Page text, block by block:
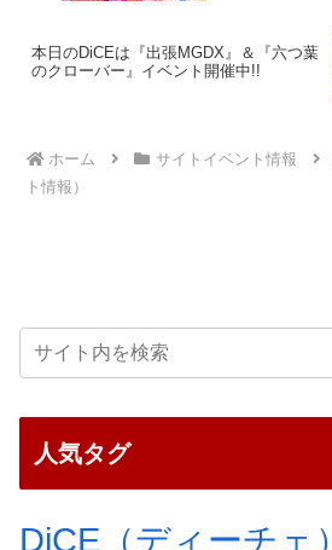
本日のDiCEは『出張MGDX』＆『六つ葉
のクローバー』イベント開催中!!
ホーム サイトイベント情報
ト情報）
人気タグ
DiCE（ディーチェ）